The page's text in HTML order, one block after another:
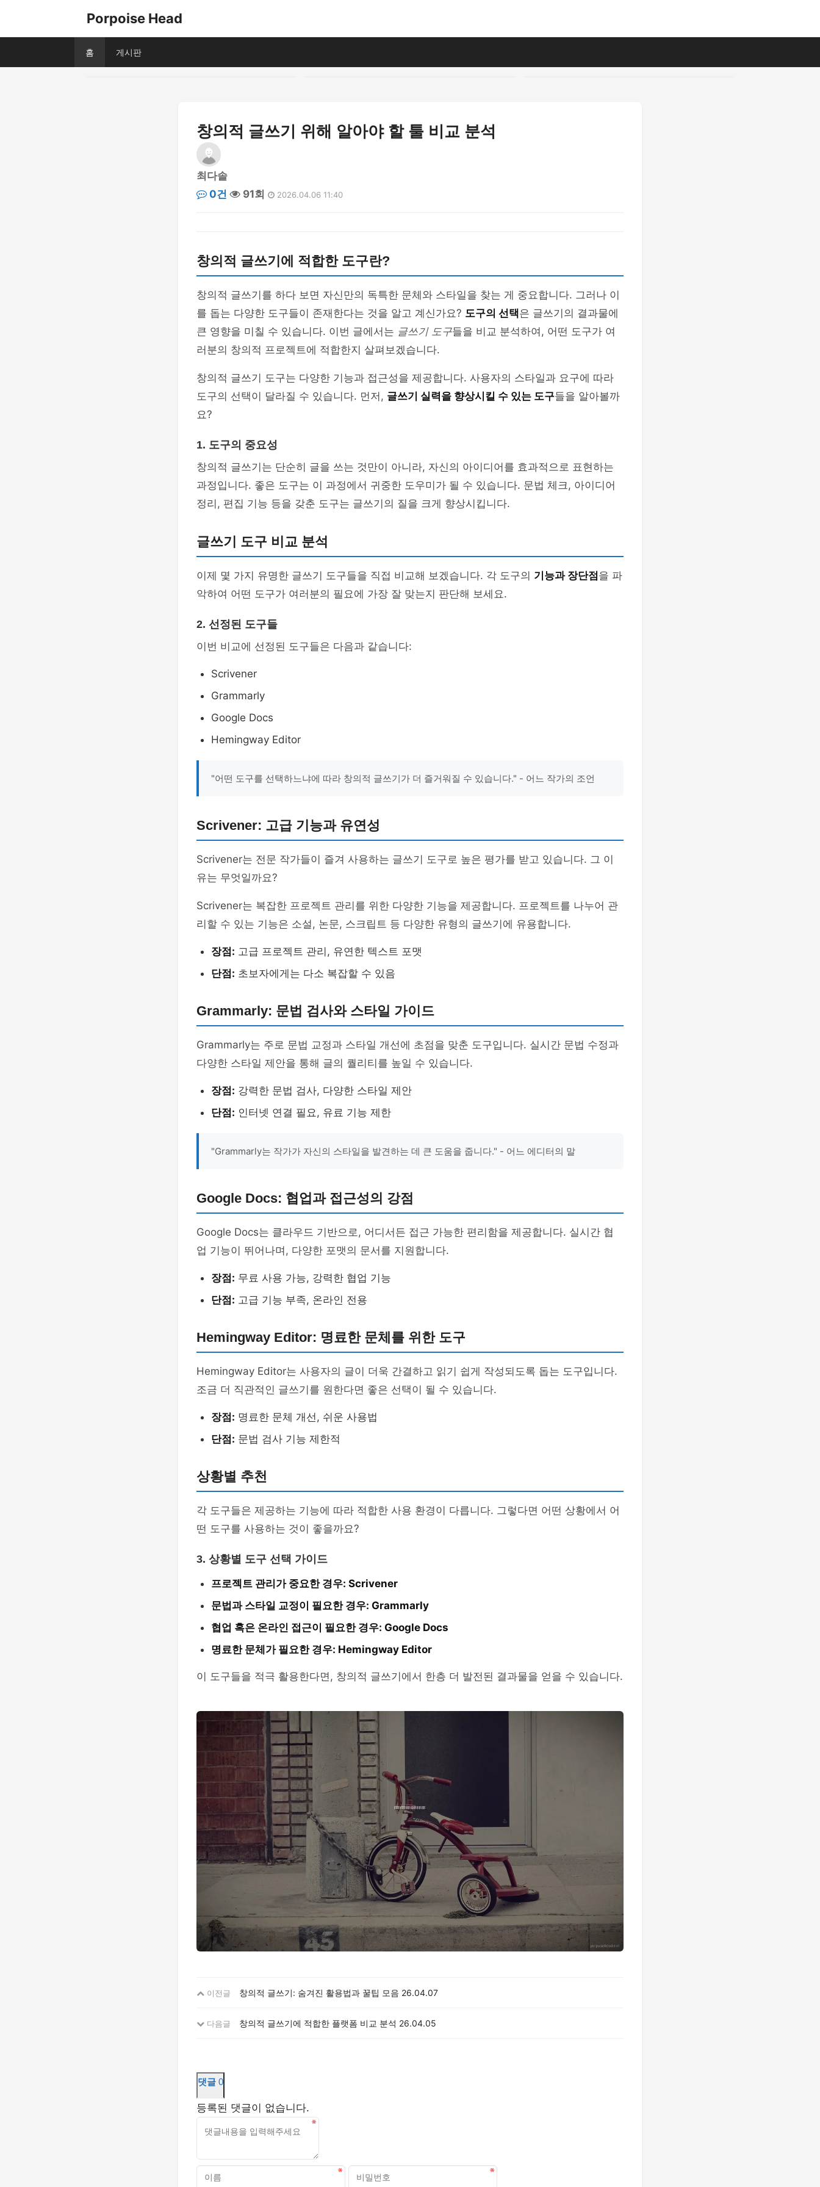
Porpoise Head
홈 게시판
창의적 글쓰기 위해 알아야 할 툴 비교 분석
최다솔
0건
91회 2026.04.06 11:40
창의적 글쓰기에 적합한 도구란?
창의적 글쓰기를 하다 보면 자신만의 독특한 문체와 스타일을 찾는 게 중요합니다. 그러나 이
를 돕는 다양한 도구들이 존재한다는 것을 알고 계신가요? 도구의 선택은 글쓰기의 결과물에
큰 영향을 미칠 수 있습니다. 이번 글에서는 글쓰기 도구들을 비교 분석하여, 어떤 도구가 여
러분의 창의적 프로젝트에 적합한지 살펴보겠습니다.
창의적 글쓰기 도구는 다양한 기능과 접근성을 제공합니다. 사용자의 스타일과 요구에 따라
도구의 선택이 달라질 수 있습니다. 먼저, 글쓰기 실력을 향상시킬 수 있는 도구들을 알아볼까
요?
1. 도구의 중요성
창의적 글쓰기는 단순히 글을 쓰는 것만이 아니라, 자신의 아이디어를 효과적으로 표현하는
과정입니다. 좋은 도구는 이 과정에서 귀중한 도우미가 될 수 있습니다. 문법 체크, 아이디어
정리, 편집 기능 등을 갖춘 도구는 글쓰기의 질을 크게 향상시킵니다.
글쓰기 도구 비교 분석
이제 몇 가지 유명한 글쓰기 도구들을 직접 비교해 보겠습니다. 각 도구의 기능과 장단점을 파
악하여 어떤 도구가 여러분의 필요에 가장 잘 맞는지 판단해 보세요.
2. 선정된 도구들
이번 비교에 선정된 도구들은 다음과 같습니다:
Scrivener
Grammarly
Google Docs
Hemingway Editor
"어떤 도구를 선택하느냐에 따라 창의적 글쓰기가 더 즐거워질 수 있습니다." - 어느 작가의 조언
Scrivener: 고급 기능과 유연성
Scrivener는 전문 작가들이 즐겨 사용하는 글쓰기 도구로 높은 평가를 받고 있습니다. 그 이
유는 무엇일까요?
Scrivener는 복잡한 프로젝트 관리를 위한 다양한 기능을 제공합니다. 프로젝트를 나누어 관
리할 수 있는 기능은 소설, 논문, 스크립트 등 다양한 유형의 글쓰기에 유용합니다.
장점: 고급 프로젝트 관리, 유연한 텍스트 포맷
단점: 초보자에게는 다소 복잡할 수 있음
Grammarly: 문법 검사와 스타일 가이드
Grammarly는 주로 문법 교정과 스타일 개선에 초점을 맞춘 도구입니다. 실시간 문법 수정과
다양한 스타일 제안을 통해 글의 퀄리티를 높일 수 있습니다.
장점: 강력한 문법 검사, 다양한 스타일 제안
단점: 인터넷 연결 필요, 유료 기능 제한
"Grammarly는 작가가 자신의 스타일을 발견하는 데 큰 도움을 줍니다." - 어느 에디터의 말
Google Docs: 협업과 접근성의 강점
Google Docs는 클라우드 기반으로, 어디서든 접근 가능한 편리함을 제공합니다. 실시간 협
업 기능이 뛰어나며, 다양한 포맷의 문서를 지원합니다.
장점: 무료 사용 가능, 강력한 협업 기능
단점: 고급 기능 부족, 온라인 전용
Hemingway Editor: 명료한 문체를 위한 도구
Hemingway Editor는 사용자의 글이 더욱 간결하고 읽기 쉽게 작성되도록 돕는 도구입니다.
조금 더 직관적인 글쓰기를 원한다면 좋은 선택이 될 수 있습니다.
장점: 명료한 문체 개선, 쉬운 사용법
단점: 문법 검사 기능 제한적
상황별 추천
각 도구들은 제공하는 기능에 따라 적합한 사용 환경이 다릅니다. 그렇다면 어떤 상황에서 어
떤 도구를 사용하는 것이 좋을까요?
3. 상황별 도구 선택 가이드
프로젝트 관리가 중요한 경우: Scrivener
문법과 스타일 교정이 필요한 경우: Grammarly
협업 혹은 온라인 접근이 필요한 경우: Google Docs
명료한 문체가 필요한 경우: Hemingway Editor
이 도구들을 적극 활용한다면, 창의적 글쓰기에서 한층 더 발전된 결과물을 얻을 수 있습니다.
이전글 창의적 글쓰기: 숨겨진 활용법과 꿀팁 모음 26.04.07
다음글 창의적 글쓰기에 적합한 플랫폼 비교 분석 26.04.05
댓글 0
등록된 댓글이 없습니다.